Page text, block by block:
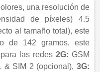
una resolución de
de píxeles) 4.5
al tamaño total), este
de 142 gramos, este
las redes 2G: GSM
& SIM 2 (opcional), 3G: